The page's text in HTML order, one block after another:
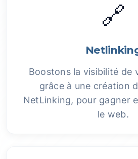
🔗
Boostons la visibilité de
grâce à une création
NetLinking, pour gagner
le web.